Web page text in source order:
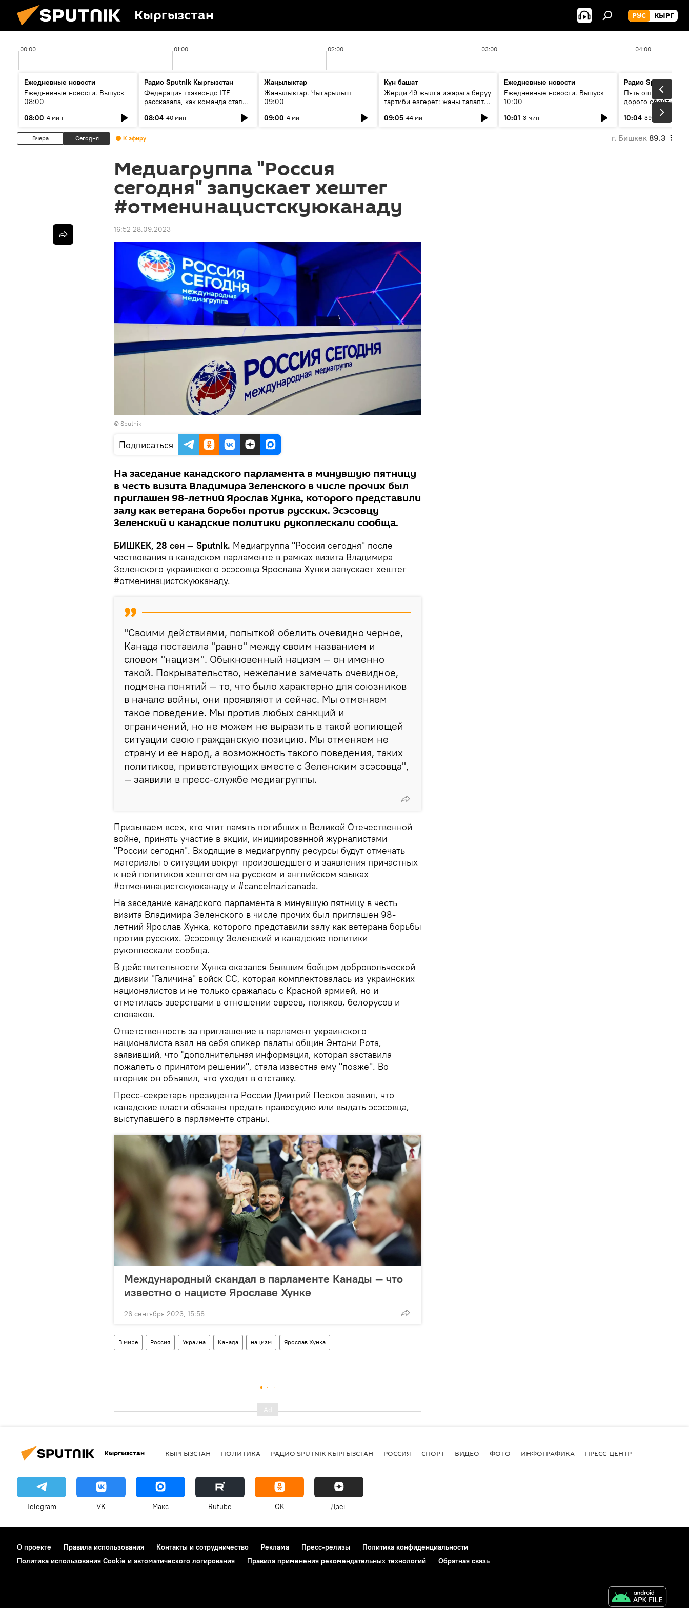
Кыргызстан РУС КЫРГ
00:00 01:00 02:00 03:00 04:00
Ежедневные новости
Ежедневные новости. Выпуск
08:00
08:00 4 мин
Радио Sputnik Кыргызстан
Федерация тхэквондо ITF
рассказала, как команда стала
08:04 40 мин
Жаңылыктар
Жаңылыктар. Чыгарылыш
09:00
09:00 4 мин
Күн башат
Жерди 49 жылга ижарага берүү
тартиби өзгөрөт: жаңы талаптар
09:05 44 мин
Ежедневные новости
Ежедневные новости. Выпуск
10:00
10:01 3 мин
Радио Sputnik
Пять ошибок
дорого обойтись
10:04 39 мин
Вчера Сегодня К эфиру г. Бишкек 89.3
Медиагруппа "Россия
сегодня" запускает хештег
#отменинацистскуюканаду
16:52 28.09.2023
© Sputnik
Подписаться
На заседание канадского парламента в минувшую пятницу
в честь визита Владимира Зеленского в числе прочих был
приглашен 98-летний Ярослав Хунка, которого представили
залу как ветерана борьбы против русских. Эсэсовцу
Зеленский и канадские политики рукоплескали сообща.
БИШКЕК, 28 сен — Sputnik. Медиагруппа "Россия сегодня" после
чествования в канадском парламенте в рамках визита Владимира
Зеленского украинского эсэсовца Ярослава Хунки запускает хештег
#отменинацистскуюканаду.
"Своими действиями, попыткой обелить очевидно черное,
Канада поставила "равно" между своим названием и
словом "нацизм". Обыкновенный нацизм — он именно
такой. Покрывательство, нежелание замечать очевидное,
подмена понятий — то, что было характерно для союзников
в начале войны, они проявляют и сейчас. Мы отменяем
такое поведение. Мы против любых санкций и
ограничений, но не можем не выразить в такой вопиющей
ситуации свою гражданскую позицию. Мы отменяем не
страну и ее народ, а возможность такого поведения, таких
политиков, приветствующих вместе с Зеленским эсэсовца",
— заявили в пресс-службе медиагруппы.
Призываем всех, кто чтит память погибших в Великой Отечественной
войне, принять участие в акции, инициированной журналистами
"России сегодня". Входящие в медиагруппу ресурсы будут отмечать
материалы о ситуации вокруг произошедшего и заявления причастных
к ней политиков хештегом на русском и английском языках
#отменинацистскуюканаду и #cancelnazicanada.
На заседание канадского парламента в минувшую пятницу в честь
визита Владимира Зеленского в числе прочих был приглашен 98-
летний Ярослав Хунка, которого представили залу как ветерана борьбы
против русских. Эсэсовцу Зеленский и канадские политики
рукоплескали сообща.
В действительности Хунка оказался бывшим бойцом добровольческой
дивизии "Галичина" войск СС, которая комплектовалась из украинских
националистов и не только сражалась с Красной армией, но и
отметилась зверствами в отношении евреев, поляков, белорусов и
словаков.
Ответственность за приглашение в парламент украинского
националиста взял на себя спикер палаты общин Энтони Рота,
заявивший, что "дополнительная информация, которая заставила
пожалеть о принятом решении", стала известна ему "позже". Во
вторник он объявил, что уходит в отставку.
Пресс-секретарь президента России Дмитрий Песков заявил, что
канадские власти обязаны предать правосудию или выдать эсэсовца,
выступавшего в парламенте страны.
Международный скандал в парламенте Канады — что
известно о нацисте Ярославе Хунке
26 сентября 2023, 15:58
В мире Россия Украина Канада нацизм Ярослав Хунка
Кыргызстан КЫРГЫЗСТАН ПОЛИТИКА РАДИО SPUTNIK КЫРГЫЗСТАН РОССИЯ СПОРТ ВИДЕО ФОТО ИНФОГРАФИКА ПРЕСС-ЦЕНТР
Telegram VK Макс Rutube OK Дзен
О проекте Правила использования Контакты и сотрудничество Реклама Пресс-релизы
Политика конфиденциальности
Политика использования Cookie и автоматического логирования
Правила применения рекомендательных технологий Обратная связь